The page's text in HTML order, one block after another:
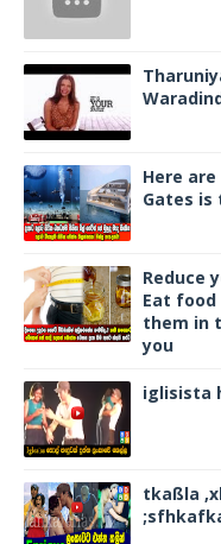
Here
Gates is
Reduce
Eat
them in
you
iglisista
tkaßla